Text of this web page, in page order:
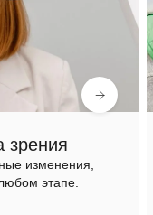
зрения
изменения,
этапе.